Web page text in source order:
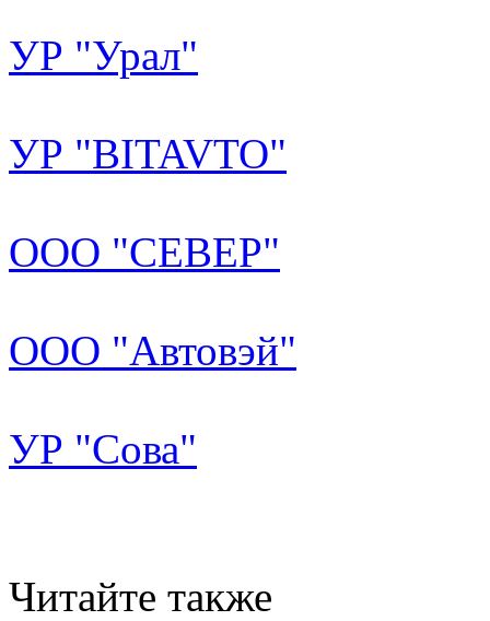
УР "Урал"
УР "BITAVTO"
ООО "СЕВЕР"
ООО "Автовэй"
УР "Сова"
Читайте также